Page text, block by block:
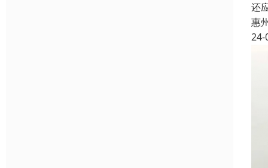
还
惠
24-